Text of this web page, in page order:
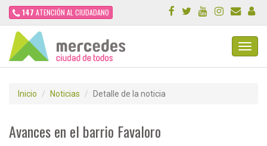
147 ATENCIÓN AL CIUDADANO
Inicio Noticias Detalle de la noticia
Avances en el barrio Favaloro